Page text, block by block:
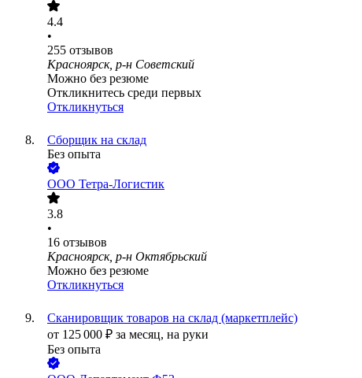
4.4
•
255 отзывов
Красноярск, р-н Советский
Можно без резюме
Откликнитесь среди первых
Откликнуться
Сборщик на склад
Без опыта
ООО Тетра-Логистик
3.8
•
16 отзывов
Красноярск, р-н Октябрьский
Можно без резюме
Откликнуться
Сканировщик товаров на склад (маркетплейс)
от 125 000 ₽ за месяц, на руки
Без опыта